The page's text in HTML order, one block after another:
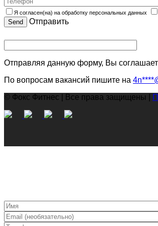
Я согласен(на) на обработку персональных данных
Отправить
Отправляя данную форму, Вы
По вопросам вакансий пишите на 4n****
© Фокс Фитнес | Все права защищены |